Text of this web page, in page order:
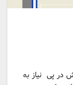
در پی نیاز به